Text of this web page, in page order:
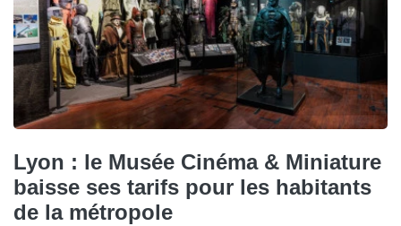
Lyon : le Musée Cinéma & Miniature
baisse ses tarifs pour les habitants
de la métropole